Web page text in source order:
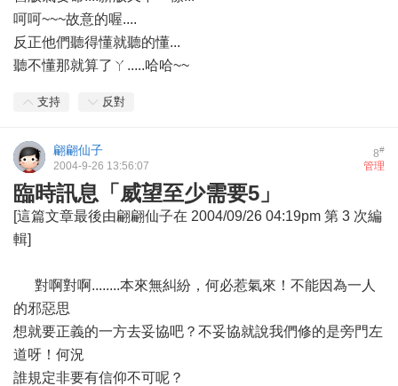
呵呵~~~故意的喔....
反正他們聽得懂就聽的懂...
聽不懂那就算了ㄚ.....哈哈~~
支持 反對
8#
翩翩仙子
管理
2004-9-26 13:56:07
臨時訊息「威望至少需要5」
[這篇文章最後由翩翩仙子在 2004/09/26 04:19pm 第 3 次編
輯]
對啊對啊........本來無糾紛，何必惹氣來！不能因為一人
的邪惡思
想就要正義的一方去妥協吧？不妥協就說我們修的是旁門左
道呀！何況
誰規定非要有信仰不可呢？